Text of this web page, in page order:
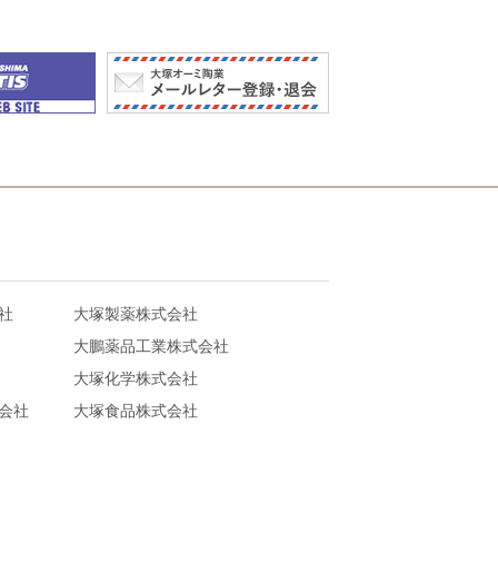
大塚製薬株式会社
大鵬薬品工業株式会社
大塚化学株式会社
社
大塚食品株式会社